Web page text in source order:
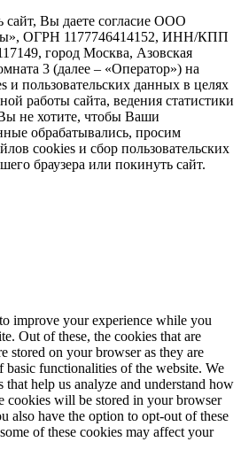
сайт, Вы даете согласие ООО
ОГРН 1177746414152, ИНН/КПП
город Москва, Азовская
3 (далее – «Оператор») на
и пользовательских данных в целях
работы сайта, ведения статистики
не хотите, чтобы Ваши
обрабатывались, просим
cookies и сбор пользовательских
браузера или покинуть сайт.
improve your experience while you
Out of these, the cookies that are
stored on your browser as they are
functionalities of the website. We
that help us analyze and understand how
cookies will be stored in your browser
also have the option to opt-out of these
of these cookies may affect your